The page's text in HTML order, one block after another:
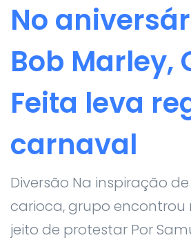
No
Bob Marley,
Feita leva
carnaval
Diversão Na inspiração
carioca, grupo encontrou
jeito de protestar Por